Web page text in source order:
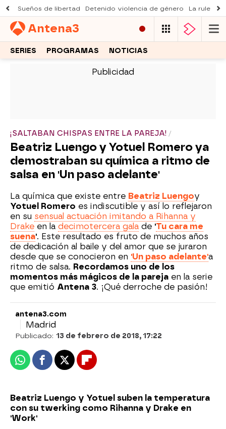
Sueños de libertad Detenido violencia de género La ruleta
Antena3
SERIES PROGRAMAS NOTICIAS
¡SALTABAN CHISPAS ENTRE LA PAREJA!
Beatriz Luengo y Yotuel Romero ya
demostraban su química a ritmo de
salsa en 'Un paso adelante'
La química que existe entre Beatriz Luengoy
Yotuel Romero es indiscutible y así lo reflejaron
en su sensual actuación imitando a Rihanna y
Drake en la decimotercera gala de 'Tu cara me
suena'. Este resultado es fruto de muchos años
de dedicación al baile y del amor que se juraron
desde que se conocieron en 'Un paso adelante'a
ritmo de salsa. Recordamos uno de los
momentos más mágicos de la pareja en la serie
que emitió Antena 3. ¡Qué derroche de pasión!
antena3.com
Madrid
Publicado: 13 de febrero de 2018, 17:22
WhatsappFacebook
X Flipboard
Beatriz Luengo y Yotuel suben la temperatura
con su twerking como Rihanna y Drake en
'Work'